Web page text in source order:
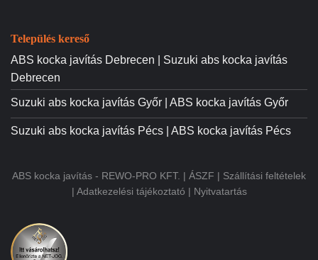
Település kereső
ABS kocka javítás Debrecen | Suzuki abs kocka javítás
Debrecen
Suzuki abs kocka javítás Győr | ABS kocka javítás Győr
Suzuki abs kocka javítás Pécs | ABS kocka javítás Pécs
ABS kocka javítás - REWO-PRO KFT. | ÁSZF | Szállítási feltételek
| Adatkezelési tájékoztató | Nyitvatartás